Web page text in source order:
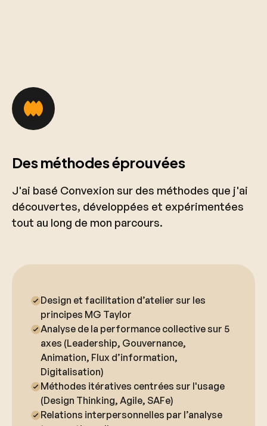
Des méthodes éprouvées
J'ai basé Convexion sur des méthodes que j'ai
découvertes, développées et expérimentées
tout au long de mon parcours.
Design et facilitation d’atelier sur les
principes MG Taylor
Analyse de la performance collective sur 5
axes (Leadership, Gouvernance,
Animation, Flux d’information,
Digitalisation)
Méthodes itératives centrées sur l'usage
(Design Thinking, Agile, SAFe)
Relations interpersonnelles par l’analyse